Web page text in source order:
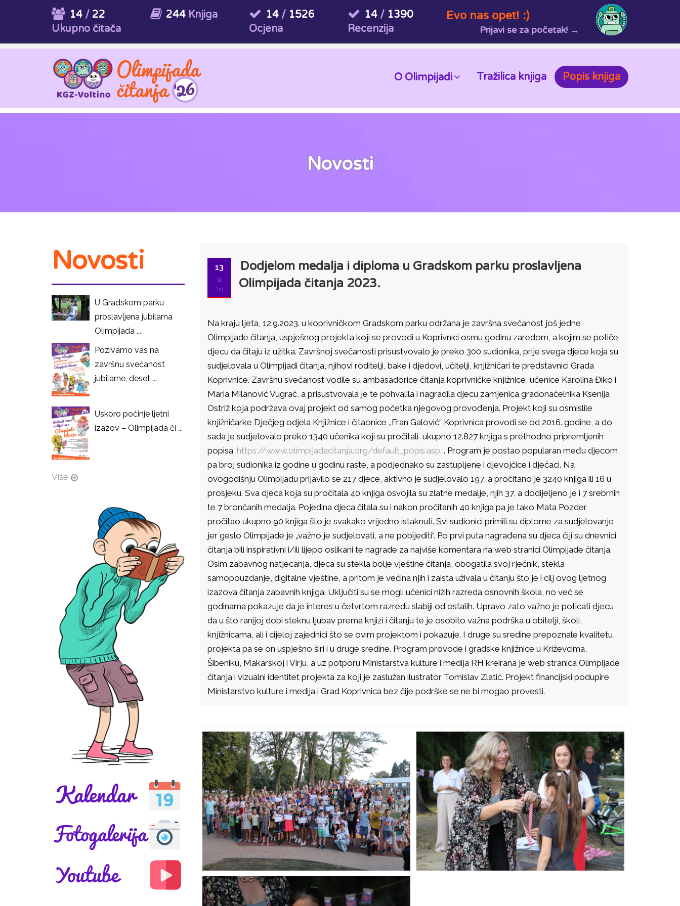
14/ 22
Ukupno čitača
244Knjiga 14/ 1526
Ocjena
14/ 1390
Recenzija
Evo nas opet! :)
Prijavi se za početak! →
O Olimpijadi Tražilica knjiga Popis knjiga
Novosti
13
9
'23
Dodjelom medalja i diploma u Gradskom parku proslavljena
Olimpijada čitanja 2023.
Na kraju ljeta, 12.9.2023. u koprivničkom Gradskom parku održana je završna svečanost još jedne
Olimpijade čitanja, uspješnog projekta koji se provodi u Koprivnici osmu godinu zaredom, a kojim se potiče
djecu da čitaju iz užitka. Završnoj svečanosti prisustvovalo je preko 300 sudionika, prije svega djece koja su
sudjelovala u Olimpijadi čitanja, njihovi roditelji, bake i djedovi, učitelji, knjižničari te predstavnici Grada
Koprivnice. Završnu svečanost vodile su ambasadorice čitanja koprivničke knjižnice, učenice Karolina Điko i
Maria Milanović Vugrač, a prisustvovala je te pohvalila i nagradila djecu zamjenica gradonačelnika Ksenija
Ostriž koja podržava ovaj projekt od samog početka njegovog provođenja. Projekt koji su osmislile
knjižničarke Dječjeg odjela Knjižnice i čitaonice „Fran Galović“ Koprivnica provodi se od 2016. godine, a do
sada je sudjelovalo preko 1340 učenika koji su pročitali ukupno 12.827 knjiga s prethodno pripremljenih
popisa https://www.olimpijadacitanja.org/default_popis.asp . Program je postao popularan među djecom
pa broj sudionika iz godine u godinu raste, a podjednako su zastupljene i djevojčice i dječaci. Na
ovogodišnju Olimpijadu prijavilo se 217 djece, aktivno je sudjelovalo 197, a pročitano je 3240 knjiga ili 16 u
prosjeku. Sva djeca koja su pročitala 40 knjiga osvojila su zlatne medalje, njih 37, a dodijeljeno je i 7 srebrnih
te 7 brončanih medalja. Pojedina djeca čitala su i nakon pročitanih 40 knjiga pa je tako Mata Pozder
pročitao ukupno 90 knjiga što je svakako vrijedno istaknuti. Svi sudionici primili su diplome za sudjelovanje
jer geslo Olimpijade je „važno je sudjelovati, a ne pobijediti“. Po prvi puta nagrađena su djeca čiji su dnevnici
čitanja bili inspirativni i/ili lijepo oslikani te nagrade za najviše komentara na web stranici Olimpijade čitanja.
Osim zabavnog natjecanja, djeca su stekla bolje vještine čitanja, obogatila svoj rječnik, stekla
samopouzdanje, digitalne vještine, a pritom je većina njih i zaista uživala u čitanju što je i cilj ovog ljetnog
izazova čitanja zabavnih knjiga. Uključiti su se mogli učenici nižih razreda osnovnih škola, no već se
godinama pokazuje da je interes u četvrtom razredu slabiji od ostalih. Upravo zato važno je poticati djecu
da u što ranijoj dobi steknu ljubav prema knjizi i čitanju te je osobito važna podrška u obitelji, školi,
knjižnicama, ali i cijeloj zajednici što se ovim projektom i pokazuje. I druge su sredine prepoznale kvalitetu
projekta pa se on uspješno širi i u druge sredine. Program provode i gradske knjižnice u Križevcima,
Šibeniku, Makarskoj i Virju, a uz potporu Ministarstva kulture i medija RH kreirana je web stranica Olimpijade
čitanja i vizualni identitet projekta za koji je zaslužan ilustrator Tomislav Zlatić. Projekt financijski podupire
Ministarstvo kulture i medija i Grad Koprivnica bez čije podrške se ne bi mogao provesti.
Novosti
U Gradskom parku
proslavljena jubilarna
Olimpijada ...
Pozivamo vas na
završnu svečanost
jubilarne, deset ...
Uskoro počinje ljetni
izazov – Olimpijada či ...
Više